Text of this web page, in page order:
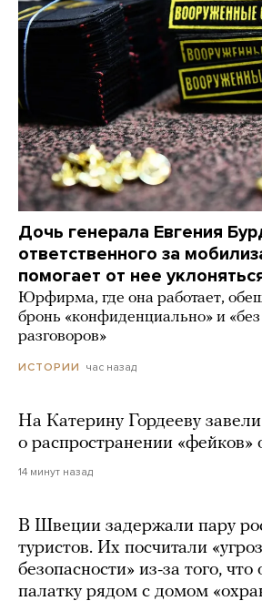
Дочь генерала Евгения
ответственного за
помогает от нее
Юрфирма, где она работает,
бронь «конфиденциально» и
разговоров»
ИСТОРИИ час назад
На Катерину Гордееву
о распространении «фейков»
14 минут назад
В Швеции задержали пару
туристов. Их посчитали
безопасности» из-за того,
палатку рядом с домом